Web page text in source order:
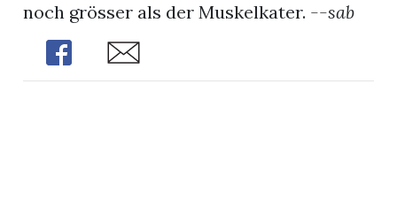
noch grösser als der Muskelkater. --sab
Share
Share